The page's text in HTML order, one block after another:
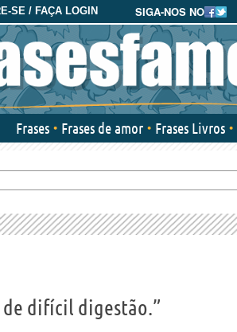
SIGA-NOS NO
SE / FAÇA LOGIN
Frases Frases de amor Frases Livros
de difícil digestão.”